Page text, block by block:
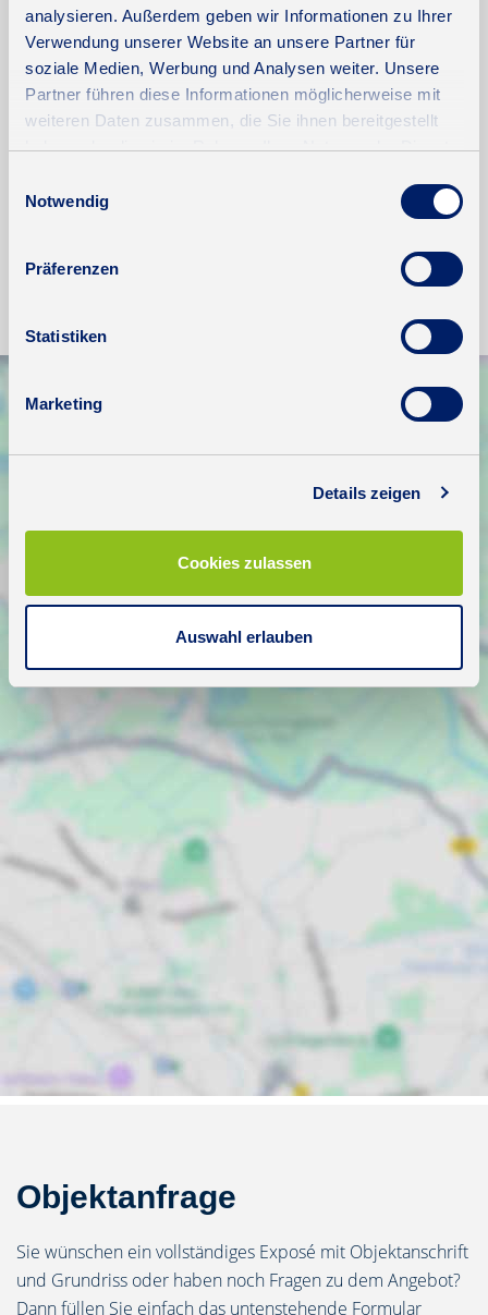
analysieren. Außerdem geben wir Informationen zu Ihrer
Verwendung unserer Website an unsere Partner für
soziale Medien, Werbung und Analysen weiter. Unsere
Partner führen diese Informationen möglicherweise mit
weiteren Daten zusammen, die Sie ihnen bereitgestellt
haben oder die sie im Rahmen Ihrer Nutzung der Dienste
Notwendig
Präferenzen
Statistiken
Marketing
Details zeigen
Cookies zulassen
Auswahl erlauben
Weitere Informationen
Wesentlicher Energieträger
GAS
Energieverbrauch für Warmwasser
enthalten
Energieausweis Baujahr
Befeuerung
Objektanfrage
Sie wünschen ein vollständiges Exposé mit Objektanschrift
und Grundriss oder haben noch Fragen zu dem Angebot?
Dann füllen Sie einfach das untenstehende Formular